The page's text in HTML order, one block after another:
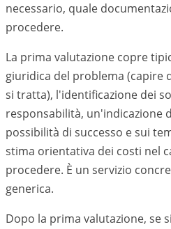
necessario, quale
procedere.
La prima valutazione copre
giuridica del problema (capire
si tratta), l'identificazione dei
responsabilità, un'indicazione
possibilità di successo e sui
stima orientativa dei costi nel
procedere. È un servizio
generica.
Dopo la prima valutazione, se